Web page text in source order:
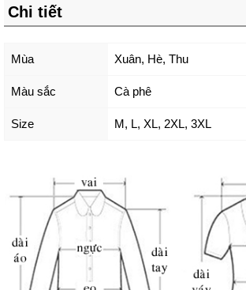
Chi tiết
Mùa Xuân, Hè, Thu
Màu sắc Cà phê
Size M, L, XL, 2XL, 3XL